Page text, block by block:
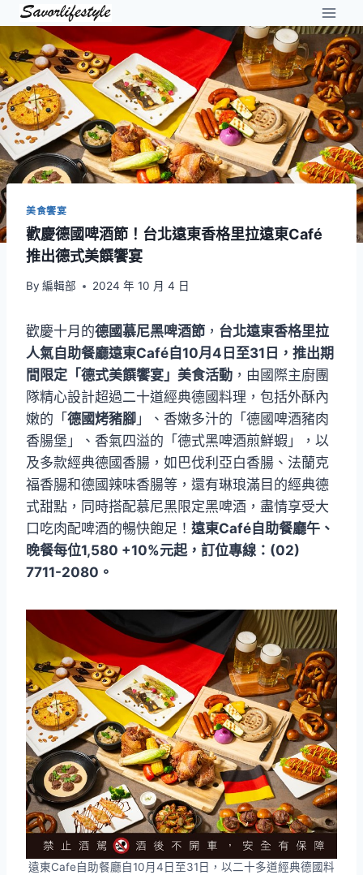
Skip
content
美食饗宴
歡慶德國啤酒節！台北遠東香格里拉遠東Café
推出德式美饌饗宴
By 編輯部 2024 年 10 月 4 日
歡慶十月的德國慕尼黑啤酒節 ， 台北遠東香格里拉
人氣自助餐廳遠東Café自10月4日至31日，推出期
間限定「德式美饌饗宴」美食活動 ，由國際主廚團
隊精心設計超過二十道經典德國料理，包括外酥內
嫩的「 德國烤豬腳 」、香嫩多汁的「德國啤酒豬肉
香腸堡」、香氣四溢的「德式黑啤酒煎鮮蝦」，以
及多款經典德國香腸，如巴伐利亞白香腸、法蘭克
福香腸和德國辣味香腸等，還有琳琅滿目的經典德
式甜點，同時搭配慕尼黑限定黑啤酒，盡情享受大
口吃肉配啤酒的暢快飽足！ 遠東Café自助餐廳午、
晚餐每位1,580 +10%元起，訂位專線：(02)
7711-2080。
遠東Cafe自助餐廳自10月4日至31日，以二十多道經典德國料